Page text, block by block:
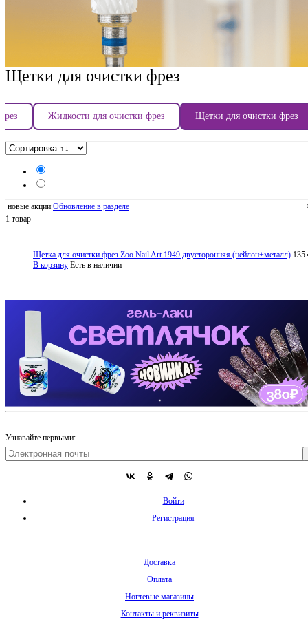
Щетки для очистки фрез
Жидкости для очистки фрез Щетки для очистки фрез
новые акции Обновление в разделе
1 товар
Щетка для очистки фрез Zoo Nail Art 1949 двусторонняя (нейлон+металл) 135
В корзину Есть в наличии
Узнавайте первыми:
Войти
Регистрация
Доставка
Оплата
Ногтевые магазины
Контакты и реквизиты